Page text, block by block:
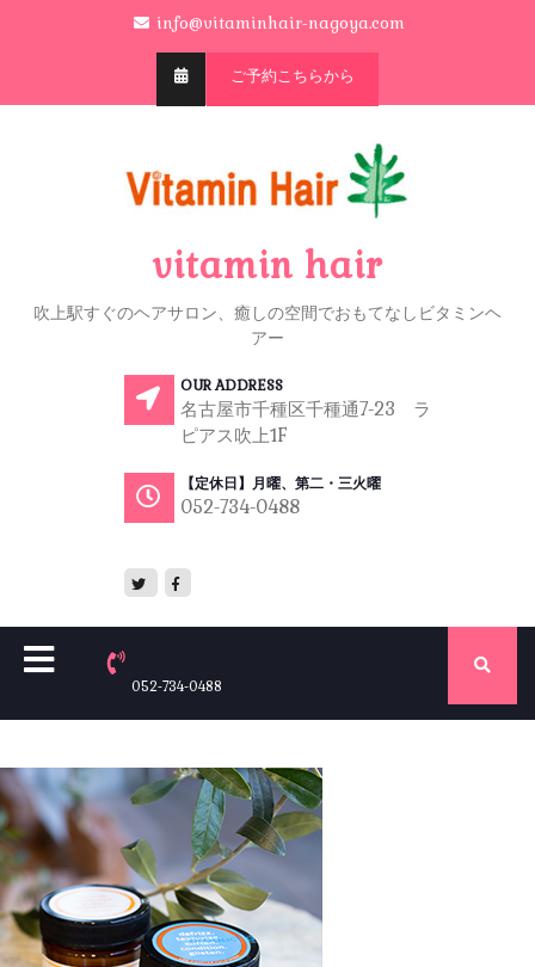
info@vitaminhair-nagoya.com
ご予約こちらから
vitamin hair
吹上駅すぐのヘアサロン、癒しの空間でおもてなしビタミンヘ
アー
OUR ADDRESS
名古屋市千種区千種通7-23 ラ
ピアス吹上1F
【定休日】月曜、第二・三火曜
052-734-0488
052-734-0488